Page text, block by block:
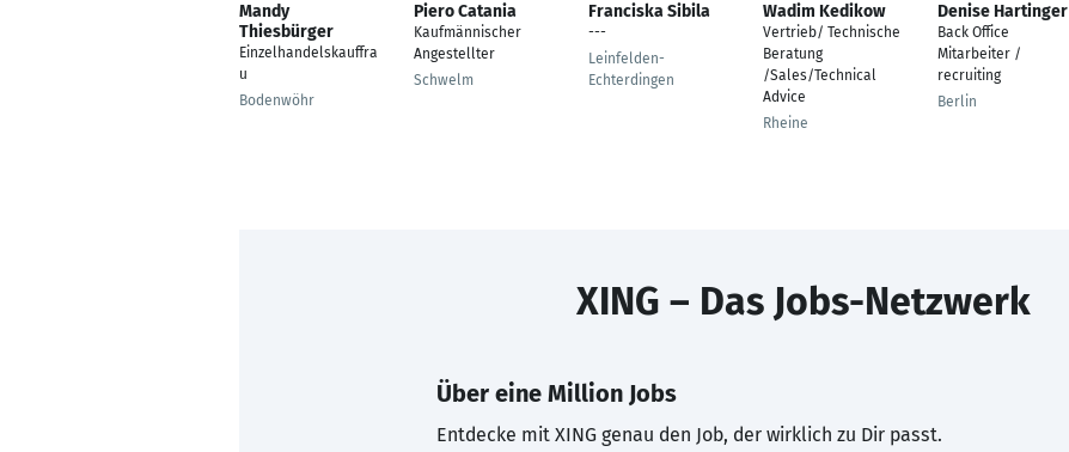
Mandy
Thiesbürger
Einzelhandelskauffra
u
Bodenwöhr
Piero Catania
Kaufmännischer
Angestellter
Schwelm
Franciska Sibila
---
Leinfelden-
Echterdingen
Wadim Kedikow
Vertrieb/ Technische
Beratung
/Sales/Technical
Advice
Rheine
Denise Hartinger
Back Office
Mitarbeiter /
recruiting
Berlin
XING – Das Jobs-Netzwerk
Über eine Million Jobs
Entdecke mit XING genau den Job, der wirklich zu Dir passt.